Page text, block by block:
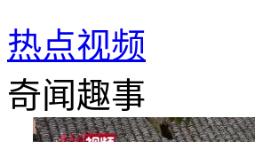
热点视频
奇闻趣事